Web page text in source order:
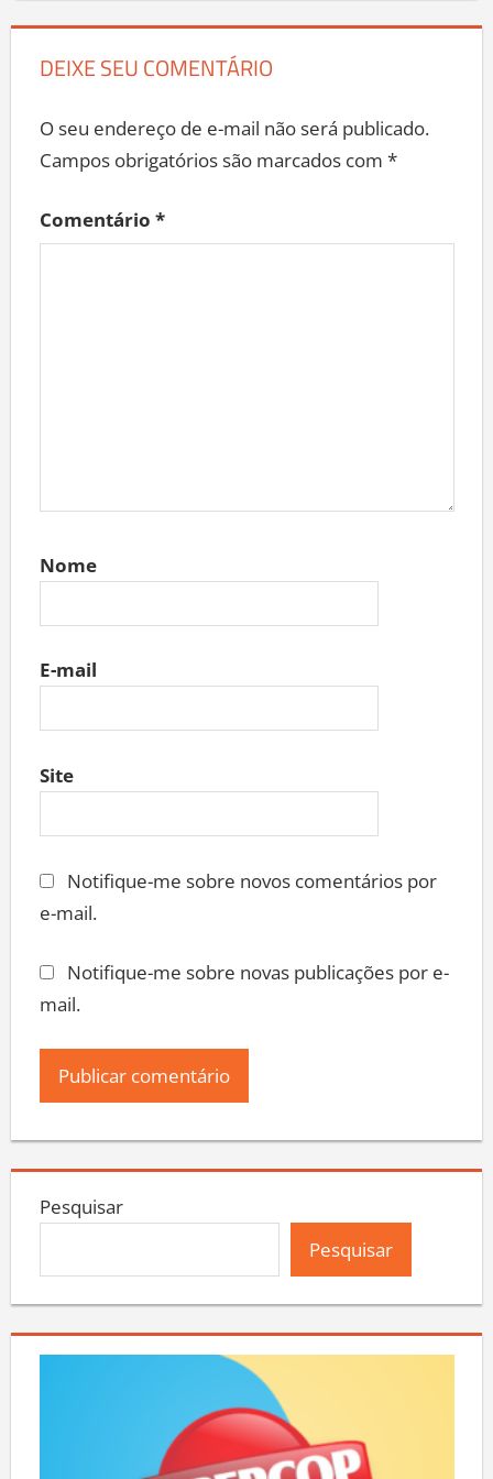
DEIXE SEU COMENTÁRIO
O seu endereço de e-mail não será publicado.
Campos obrigatórios são marcados com *
Comentário *
Nome
E-mail
Site
Notifique-me sobre novos comentários por
e-mail.
Notifique-me sobre novas publicações por e-
mail.
Pesquisar
Pesquisar